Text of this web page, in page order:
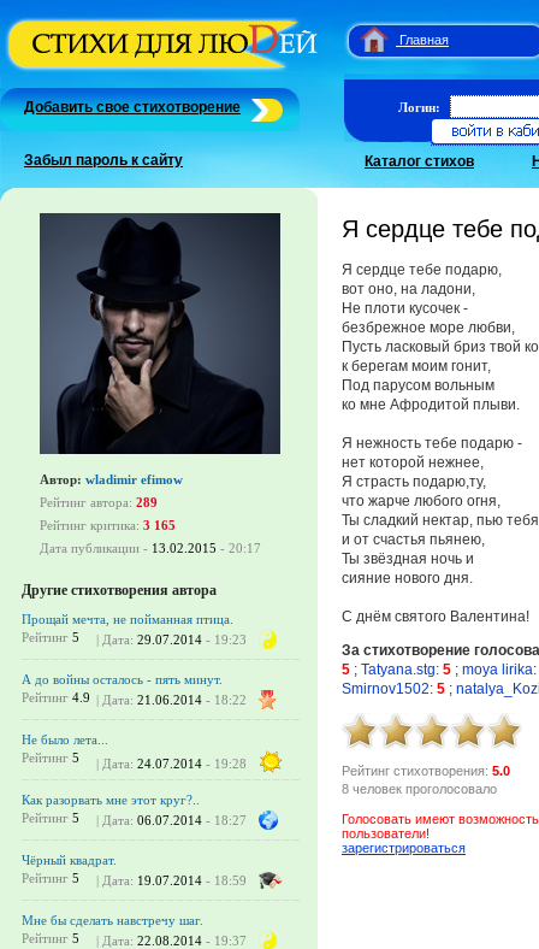
Главная
Добавить свое стихотворение
Забыл пароль к сайту
Логин:
Каталог стихов
Автор: wladimir efimow
Рейтинг автора: 289
Рейтинг критика: 3 165
Дата публикации - 13.02.2015 - 20:17
Другие стихотворения автора
Прощай мечта, не пойманная птица.
Рейтинг 5 | Дата: 29.07.2014 - 19:23
А до войны осталось - пять минут.
Рейтинг 4.9 | Дата: 21.06.2014 - 18:22
Не было лета...
Рейтинг 5 | Дата: 24.07.2014 - 19:28
Как разорвать мне этот круг?..
Рейтинг 5 | Дата: 06.07.2014 - 18:27
Чёрный квадрат.
Рейтинг 5 | Дата: 19.07.2014 - 18:59
Мне бы сделать навстречу шаг.
Рейтинг 5 | Дата: 22.08.2014 - 19:37
Я сердце тебе
Я сердце тебе подарю,
вот оно, на ладони,
Не плоти кусочек -
безбрежное море любви,
Пусть ласковый бриз твой
к берегам моим гонит,
Под парусом вольным
ко мне Афродитой плыви.
Я нежность тебе подарю -
нет которой нежнее,
Я страсть подарю,ту,
что жарче любого огня,
Ты сладкий нектар, пью
и от счастья пьянею,
Ты звёздная ночь и
сияние нового дня.
С днём святого Валентина!
За стихотворение
5 ; Tatyana.stg: 5 ; moya lirika:
Smirnov1502: 5 ;
Рейтинг стихотворения: 5.0
8 человек проголосовало
Голосовать имеют
пользователи!
зарегистрироваться